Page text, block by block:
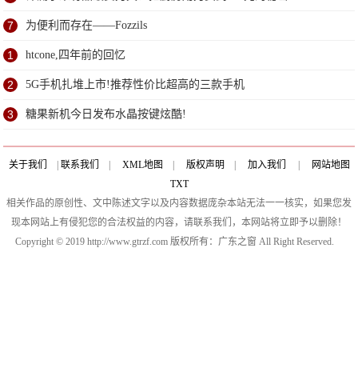
7 为便利而存在——Fozzils
1 htcone,四年前的回忆
2 5G手机扎堆上市!推荐性价比超高的三款手机
3 糖果新机今日发布水晶按键炫酷!
关于我们 联系我们 XML地图 版权声明 加入我们
网站地图
TXT
相关作品的原创性、文中陈述文字以及内容数据庞杂本站无法一一核实，如果您发
现本网站上有侵犯您的合法权益的内容，请联系我们，本网站将立即予以删除！
Copyright © 2019 http://www.gtrzf.com 版权所有：广东之窗 All Right Reserved.